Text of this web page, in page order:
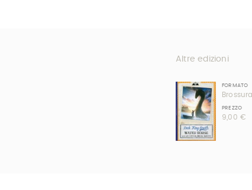
Altre edizioni
FORMATO
Brossura
PREZZO
9,00 €